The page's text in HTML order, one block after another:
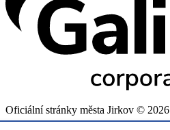
Oficiální stránky města Jirkov © 2026